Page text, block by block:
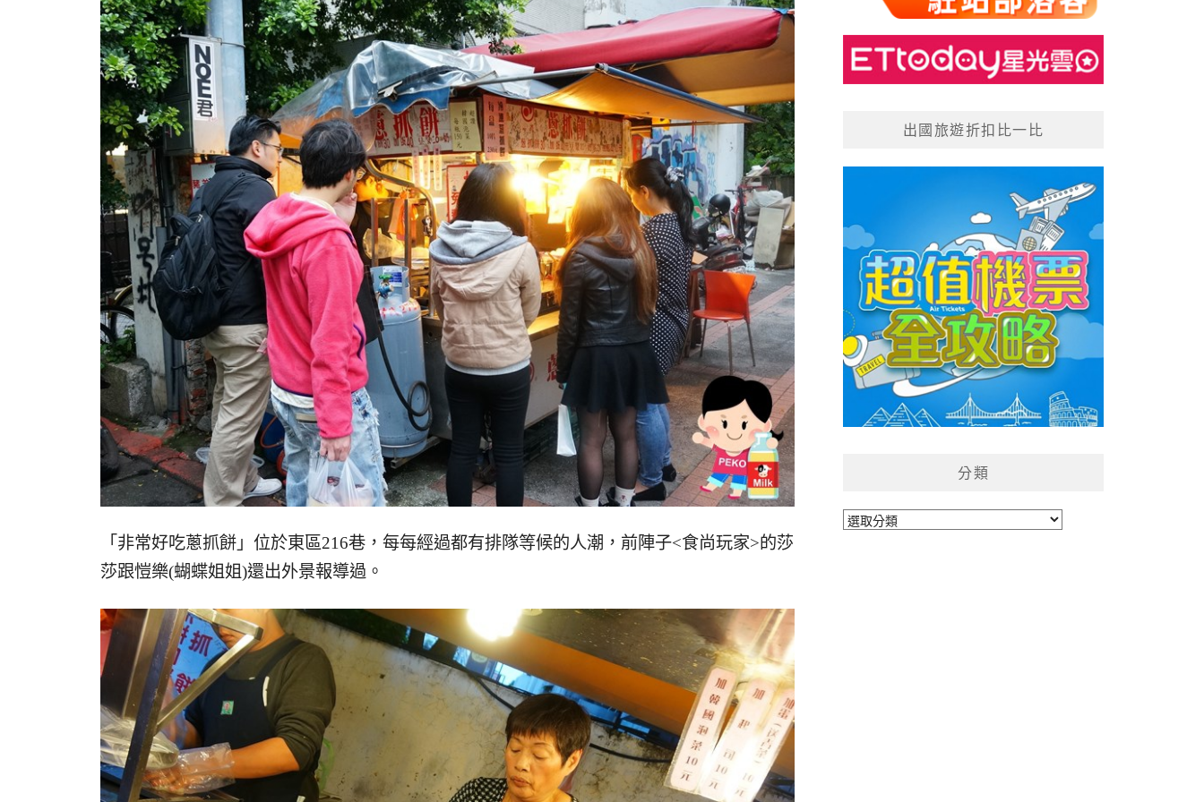
「非常好吃蔥抓餅」位於東區216巷，每每經過都有排隊等候的人潮，前陣子<食尚玩家>的莎
莎跟愷樂(蝴蝶姐姐)還出外景報導過。
出國旅遊折扣比一比
分類
分